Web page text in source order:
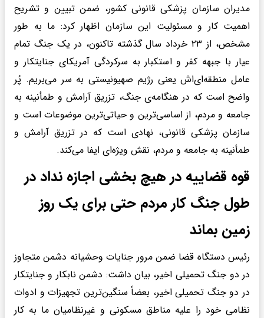
مدیران سازمان پزشکی قانونی کشور، ضمن تبیین و تشریح
اهمیت کار و مسئولیت این سازمان اظهار کرد: ما به طور
مشخص، از ۲۳ خرداد سال گذشته تاکنون، در یک جنگ تمام
عیار با جبهه کفر و استکبار به سرکردگی آمریکای جنایتکار و
عامل منطقه‌ای‌اش یعنی رژیم صهیونیستی به سر می‌بریم. پُر
واضح است که در هنگامه‌ی جنگ، تزریق آرامش و طمأنینه به
جامعه و مردم، از اساسی‌ترین و حیاتی‌ترین موضوعات است و
سازمان پزشکی قانونی، نهادی است که در تزریق آرامش و
طمأنینه به جامعه و مردم، نقش ویژه‌ای ایفا می‌کند.
قوه قضاییه در هیچ بخشی اجازه نداد در
طول جنگ کار مردم حتی برای یک روز
زمین بماند
رئیس دستگاه قضا ضمن مرور جنایات وحشیانه دشمن متجاوز
در دو جنگ تحمیلی اخیر، بیان داشت: دشمن نابکار و جنایتکار
در دو جنگ تحمیلی اخیر، بعضاً سنگین‌ترین تجهیزات و ادوات
نظامی خود را علیه مناطق مسکونی و غیرنظامیان ما به کار